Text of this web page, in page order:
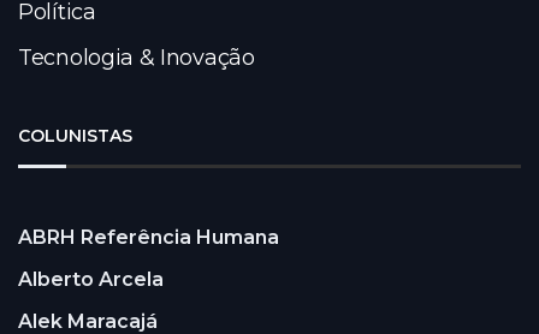
Política
Tecnologia & Inovação
COLUNISTAS
ABRH Referência Humana
Alberto Arcela
Alek Maracajá